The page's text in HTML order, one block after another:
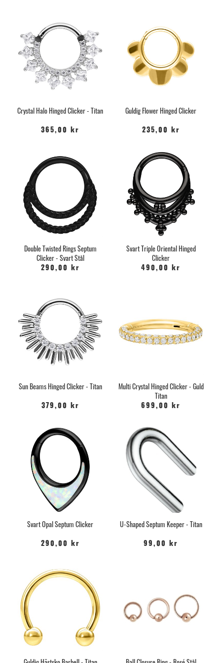
Crystal Halo Hinged Clicker - Titan
365,00 kr
Guldig Flower Hinged Clicker
235,00 kr
Double Twisted Rings Septum
Clicker - Svart Stål
290,00 kr
Svart Triple Oriental Hinged
Clicker
490,00 kr
Sun Beams Hinged Clicker - Titan
379,00 kr
Multi Crystal Hinged Clicker - Guld
Titan
699,00 kr
Svart Opal Septum Clicker
290,00 kr
U-Shaped Septum Keeper - Titan
99,00 kr